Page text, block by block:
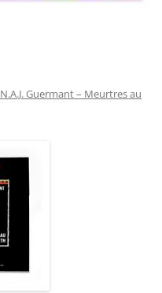
N.A.J. Guermant – Meurtres au